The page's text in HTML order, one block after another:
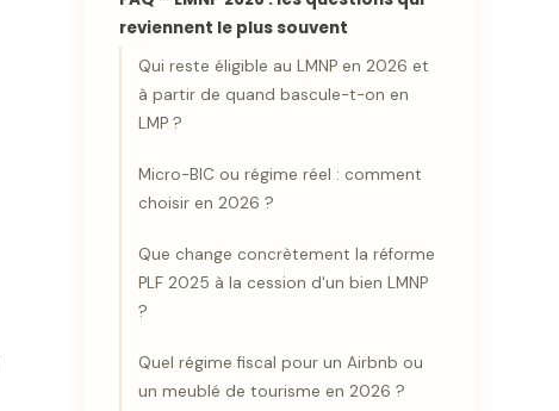
reviennent le plus souvent
Qui reste éligible au LMNP en 2026 et
à partir de quand bascule-t-on en
LMP ?
Micro-BIC ou régime réel : comment
choisir en 2026 ?
Que change concrètement la réforme
PLF 2025 à la cession d'un bien LMNP
?
Quel régime fiscal pour un Airbnb ou
un meublé de tourisme en 2026 ?